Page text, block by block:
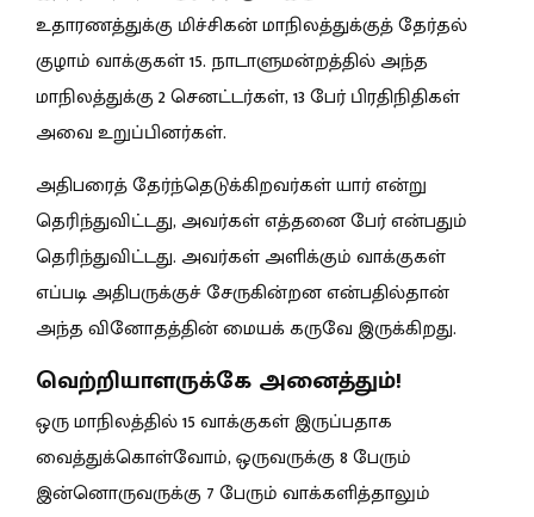
உதாரணத்துக்கு மிச்சிகன் மாநிலத்துக்குத் தேர்தல்
குழாம் வாக்குகள் 15. நாடாளுமன்றத்தில் அந்த
மாநிலத்துக்கு 2 செனட்டர்கள், 13 பேர் பிரதிநிதிகள்
அவை உறுப்பினர்கள்.
அதிபரைத் தேர்ந்தெடுக்கிறவர்கள் யார் என்று
தெரிந்துவிட்டது, அவர்கள் எத்தனை பேர் என்பதும்
தெரிந்துவிட்டது. அவர்கள் அளிக்கும் வாக்குகள்
எப்படி அதிபருக்குச் சேருகின்றன என்பதில்தான்
அந்த வினோதத்தின் மையக் கருவே இருக்கிறது.
வெற்றியாளருக்கே அனைத்தும்!
ஒரு மாநிலத்தில் 15 வாக்குகள் இருப்பதாக
வைத்துக்கொள்வோம், ஒருவருக்கு 8 பேரும்
இன்னொருவருக்கு 7 பேரும் வாக்களித்தாலும்